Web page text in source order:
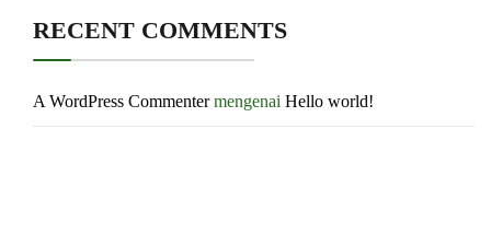
RECENT COMMENTS
A WordPress Commentermengenai Hello world!